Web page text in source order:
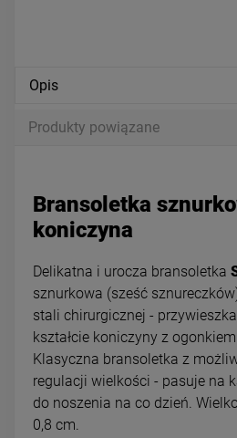
Opis
Produkty powiązane
Bransoletka
koniczyna
Delikatna i urocza bransoletka
sznurkowa (sześć
stali chirurgicznej -
kształcie koniczyny z
Klasyczna bransoletka z
regulacji wielkości - pasuje na
do noszenia na co dzień.
0,8 cm.